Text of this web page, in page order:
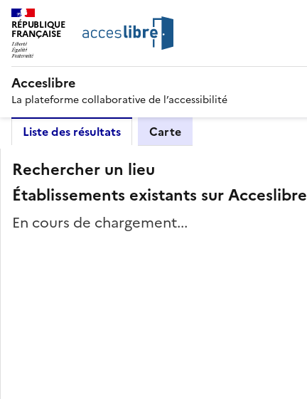
RÉPUBLIQUE
FRANÇAISE
Acceslibre
La plateforme collaborative de l’accessibilité
Liste des résultats Carte
Rechercher un lieu
Établissements existants sur Acceslibre
En cours de chargement...